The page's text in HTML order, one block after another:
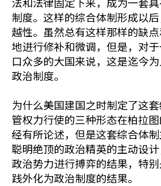
制度。这样的综合体制形成以
越性。虽然总有这样那样的缺
地进行修补和微调，但是，对
口众多的大国来说，这是迄今
政治制度。
为什么美国建国之时制定了这
管权力行使的三种形态在柏拉
经有所论述，但是这套综合体
聪明绝顶的政治精英的主动设
政治势力进行搏弈的结果，特
践外化为政治制度的结果。